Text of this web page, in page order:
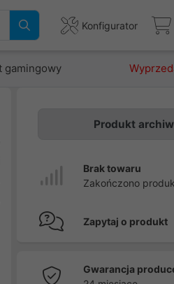
Konfigurator
gamingowy
Produkt
Brak towaru
Zakończono
Zapytaj o produkt
Gwarancja